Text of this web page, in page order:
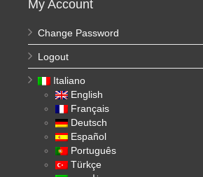
My Account
Change Password
Logout
Italiano
English
Français
Deutsch
Español
Português
Türkçe